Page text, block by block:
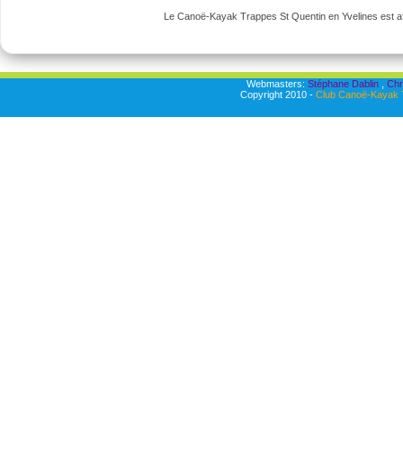
Le Canoë-Kayak Trappes St Quentin en Yvelines est
Webmasters: Stéphane Dablin,
Copyright 2010 - Club Canoë-Kayak